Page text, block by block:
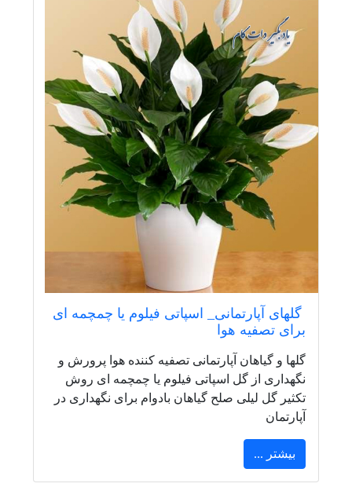
گلهای آپارتمانی_ اسپاتی فیلوم یا چمچمه ای
برای تصفیه هوا
گلها و گیاهان آپارتمانی تصفیه کننده هوا پرورش و
نگهداری از گل اسپاتی فیلوم یا چمچمه ای روش
تکثیر گل لیلی صلح گیاهان بادوام برای نگهداری در
آپارتمان
بیشتر ...